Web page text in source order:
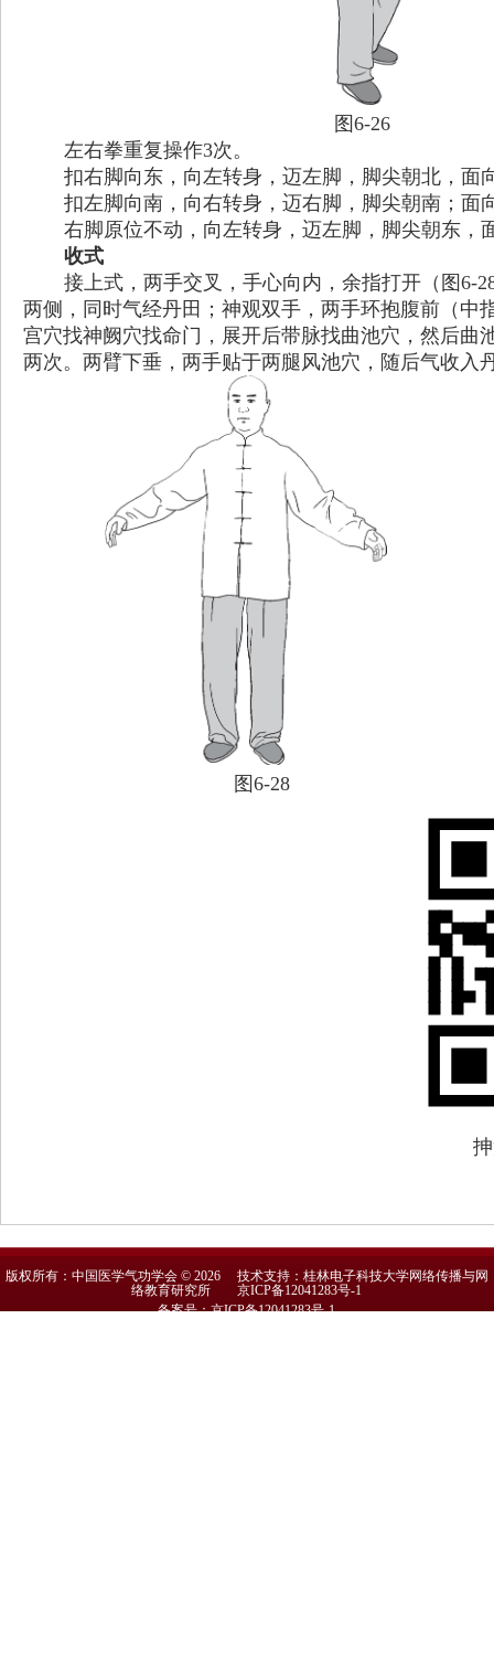
图6-26
左右拳重复操作3次。
扣右脚向东，向左转身，迈左脚，脚尖朝北，面
扣左脚向南，向右转身，迈右脚，脚尖朝南；面
右脚原位不动，向左转身，迈左脚，脚尖朝东，
收式
接上式，两手交叉，手心向内，余指打开（图6-
两侧，同时气经丹田；神观双手，两手环抱腹前（
宫穴找神阙穴找命门，展开后带脉找曲池穴，然后曲
两次。两臂下垂，两手贴于两腿风池穴，随后气收入
图6-28
版权所有：中国医学气功学会 © 2026 技术支持：桂林电子科技大学网络传播与网
络教育研究所京ICP备12041283号-1
备案号：京ICP备12041283号-1